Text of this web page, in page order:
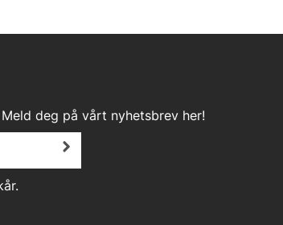
deg på vårt nyhetsbrev her!